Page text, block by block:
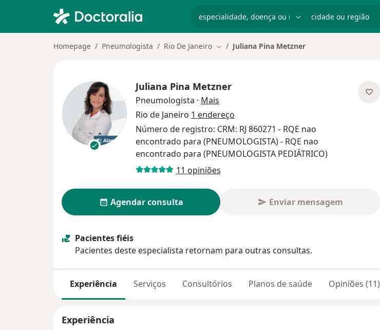
Homepage Pneumologista Rio De Janeiro Mudar de cidade
Juliana Pina Metzner
Juliana Pina Metzner
Pneumologista · Mais
Rio de Janeiro 1 endereço
Número de registro: CRM: RJ 860271 - RQE nao
encontrado para (PNEUMOLOGISTA) - RQE nao
encontrado para (PNEUMOLOGISTA PEDIÁTRICO)
11 opiniões
Agendar consulta Enviar mensagem
Pacientes fiéis
Pacientes deste especialista retornam para outras consultas.
Experiência Serviços Consultórios Planos de saúde Opiniões (11)
Experiência